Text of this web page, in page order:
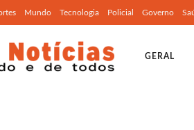
Mundo Tecnologia Policial Governo
GERAL